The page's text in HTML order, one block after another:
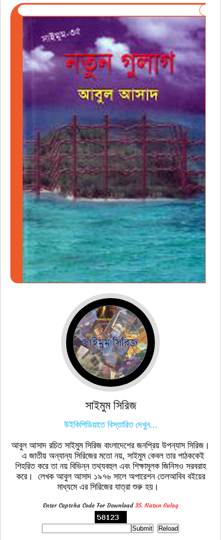
সাইমুম সিরিজ
উইকিপিডিয়াতে বিস্তারিত দেখুন...
আবুল আসাদ রচিত সাইমুম সিরিজ বাংলাদেশের জনপ্রিয় উপন্যাস সিরিজ।
এ জাতীয় অন্যান্য সিরিজের মতো নয়, সাইমুম কেবল তার পাঠককেই
শিহরিত করে তা নয় বিভিন্ন তথ্যবহুল এবং শিক্ষামূলক জিনিসও সরবরাহ
করে। লেখক আবুল আসাদ ১৯৭৬ সালে অপারেশন তেলআবিব বইয়ের
মাধ্যমে এর সিরিজের যাত্রা শুরু হয়।
Enter Captcha Code For Download 35. Natun Gulag